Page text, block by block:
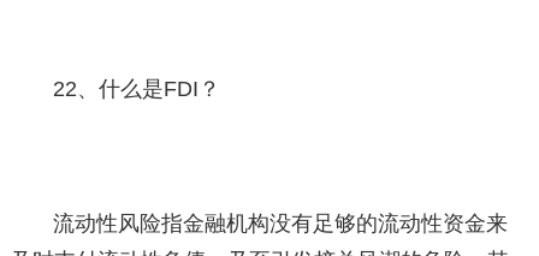
22、什么是FDI？
流动性风险指金融机构没有足够的流动性资金来